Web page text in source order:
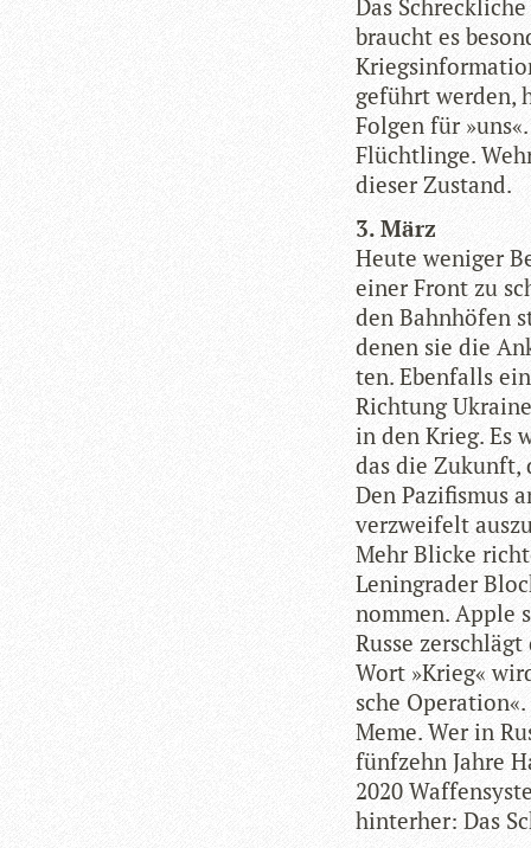
Das
braucht es
geführt wer­den,
Fol­gen für
Flücht­linge.
die­ser Zustand.
3. März
Heute weni­ger
einer Front zu
den Bahn­hö­fen
denen sie die
ten. Eben­falls
Rich­tung
in den Krieg. Es
das die
Den Pazi­fis­mus
ver­zwei­felt
Mehr Bli­cke
Lenin­gra­der
nom­men. Apple
Russe
Wort »Krieg«
sche
Meme. Wer in
fünf­zehn Jahre
2020
hin­ter­her: Das